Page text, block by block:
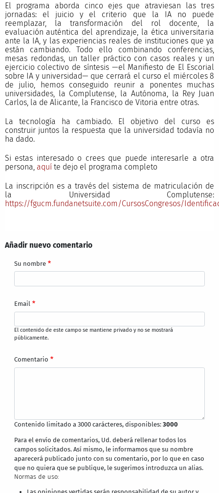
El programa aborda cinco ejes que atraviesan las tres
jornadas: el juicio y el criterio que la IA no puede
reemplazar, la transformación del rol docente, la
evaluación auténtica del aprendizaje, la ética universitaria
ante la IA, y las experiencias reales de instituciones que ya
están cambiando. Todo ello combinando conferencias,
mesas redondas, un taller práctico con casos reales y un
ejercicio colectivo de síntesis —el Manifiesto de El Escorial
sobre IA y universidad— que cerrará el curso el miércoles 8
de julio, hemos conseguido reunir a ponentes muchas
universidades, la Complutense, la Autónoma, la Rey Juan
Carlos, la de Alicante, la Francisco de Vitoria entre otras.
La tecnología ha cambiado. El objetivo del curso es
construir juntos la respuesta que la universidad todavía no
ha dado.
Si estas interesado o crees que puede interesarle a otra
persona, aquí te dejo el programa completo
La inscripción es a través del sistema de matriculación de
la Universidad Complutense:
https://fgucm.fundanetsuite.com/CursosCongresos/
Añadir nuevo comentario
Su nombre
Email
El contenido de este campo se mantiene privado y no se mostrará
públicamente.
Comentario
Contenido limitado a 3000 carácteres, disponibles:3000
Para el envío de comentarios, Ud. deberá rellenar todos los
campos solicitados. Así mismo, le informamos que su nombre
aparecerá publicado junto con su comentario, por lo que en caso
que no quiera que se publique, le sugerimos introduzca un alias.
Normas de uso: